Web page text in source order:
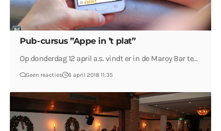
Pub-cursus ”Appe in ’t plat”
Op donderdag 12 april a.s. vindt er in de Maroy Bar te…
Geen reacties 6 april 2018 11:35